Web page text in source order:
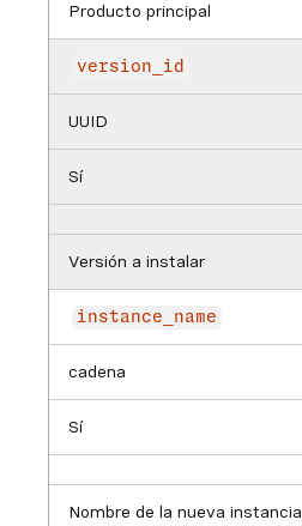
Producto principal
version_id
UUID
Sí
Versión a instalar
instance_name
cadena
Sí
Nombre de la nueva instancia